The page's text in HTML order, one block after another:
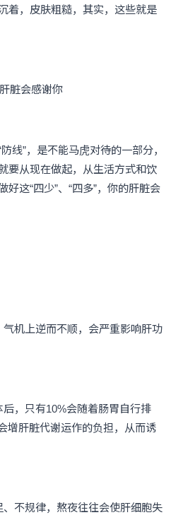
着，皮肤粗糙，其实，这些就是
脏会感谢你
”，是不能马虎对待的一部分，
要从现在做起，从生活方式和饮
这“四少”、“四多”，你的肝脏会
机上逆而不顺，会严重影响肝功
，只有10%会随着肠胃自行排
增肝脏代谢运作的负担，从而诱
不规律，熬夜往往会使肝细胞失